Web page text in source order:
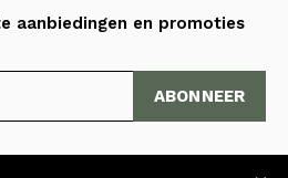
aanbiedingen en promoties
ABONNEER